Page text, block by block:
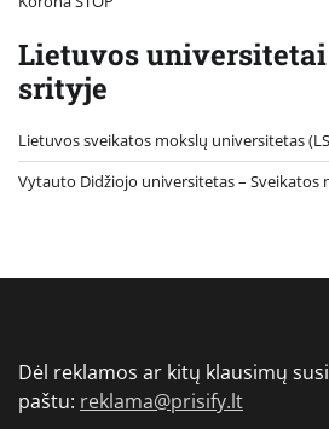
Lietuvos
srityje
Lietuvos sveikatos mokslų universitetas
Vytauto Didžiojo universitetas– Sveikatos
Dėl reklamos ar kitų klausimų
paštu: reklama@prisify.lt